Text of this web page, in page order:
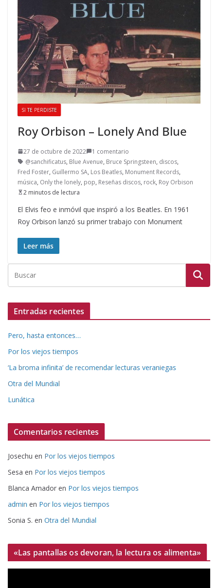
SI TE PERDISTE
Roy Orbison – Lonely And Blue
27 de octubre de 2022
1 comentario
@sanchificatus, Blue Avenue, Bruce Springsteen, discos,
Fred Foster, Guillermo SA, Los Beatles, Monument Records,
música, Only the lonely, pop, Reseñas discos, rock, Roy Orbison
2 minutos de lectura
El Elvis feo e inmóvil que inspiró a los Beatles. En 1961
Roy Orbison lanzó su primer trabajo con Monument
Leer más
Entradas recientes
Pero, hasta entonces…
Por los viejos tiempos
‘La broma infinita’ de recomendar lecturas veraniegas
Otra del Mundial
Lunática
Comentarios recientes
Josechu en Por los viejos tiempos
Sesa en Por los viejos tiempos
Blanca Amador en Por los viejos tiempos
admin en Por los viejos tiempos
Sonia S. en Otra del Mundial
«Las pantallas os devoran, la lectura os alimenta»